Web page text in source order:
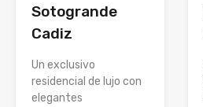
Sotogrande
Cadiz
Un exclusivo
residencial de lujo con
elegantes